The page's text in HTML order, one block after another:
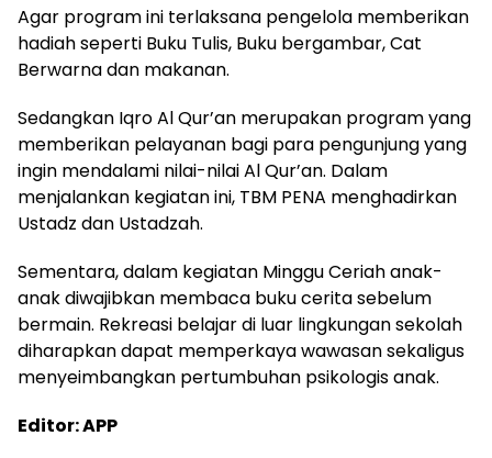
Agar program ini terlaksana pengelola memberikan
hadiah seperti Buku Tulis, Buku bergambar, Cat
Berwarna dan makanan.
Sedangkan Iqro Al Qur’an merupakan program yang
memberikan pelayanan bagi para pengunjung yang
ingin mendalami nilai-nilai Al Qur’an. Dalam
menjalankan kegiatan ini, TBM PENA menghadirkan
Ustadz dan Ustadzah.
Sementara, dalam kegiatan Minggu Ceriah anak-
anak diwajibkan membaca buku cerita sebelum
bermain. Rekreasi belajar di luar lingkungan sekolah
diharapkan dapat memperkaya wawasan sekaligus
menyeimbangkan pertumbuhan psikologis anak.
Editor: APP